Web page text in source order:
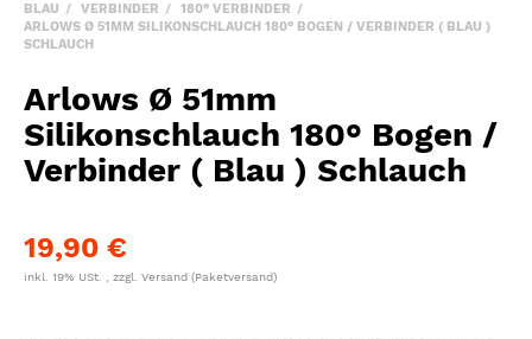
BLAU
VERBINDER
180° VERBINDER
ARLOWS Ø 51MM SILIKONSCHLAUCH 180° BOGEN / VERBINDER ( BLAU )
SCHLAUCH
Arlows Ø 51mm
Silikonschlauch 180° Bogen /
Verbinder ( Blau ) Schlauch
19,90 €
inkl. 19% USt. , zzgl. Versand (Paketversand)